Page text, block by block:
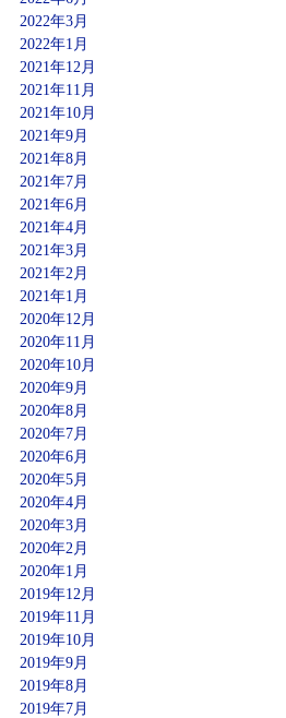
2022年3月
2022年1月
2021年12月
2021年11月
2021年10月
2021年9月
2021年8月
2021年7月
2021年6月
2021年4月
2021年3月
2021年2月
2021年1月
2020年12月
2020年11月
2020年10月
2020年9月
2020年8月
2020年7月
2020年6月
2020年5月
2020年4月
2020年3月
2020年2月
2020年1月
2019年12月
2019年11月
2019年10月
2019年9月
2019年8月
2019年7月